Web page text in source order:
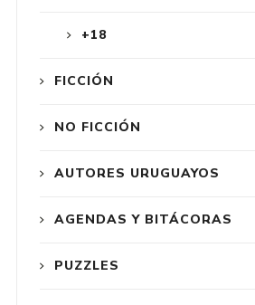
+18
FICCIÓN
NO FICCIÓN
AUTORES URUGUAYOS
AGENDAS Y BITÁCORAS
PUZZLES